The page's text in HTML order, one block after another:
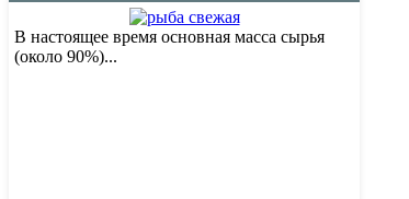
В настоящее время основная масса сырья
(около 90%)...